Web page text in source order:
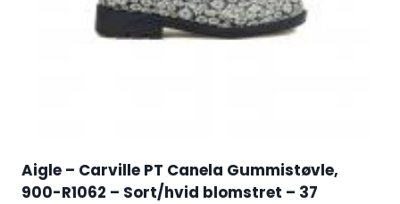
Aigle – Carville PT Canela Gummistøvle,
900-R1062 – Sort/hvid blomstret – 37